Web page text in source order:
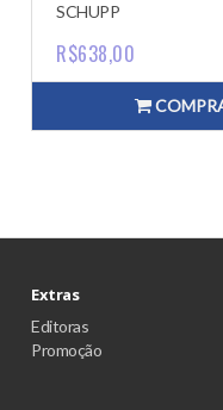
SCHUPP
R$638,00
Extras
Editoras
Promoção